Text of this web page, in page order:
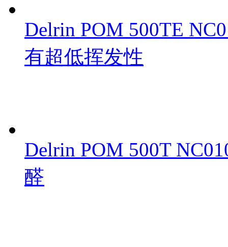
Delrin POM 500TE
有超低挥发性
Delrin POM 500T
醛